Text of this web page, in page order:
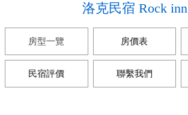
洛克民宿 Rock inn
房型一覽 房價表
民宿評價 聯繫我們